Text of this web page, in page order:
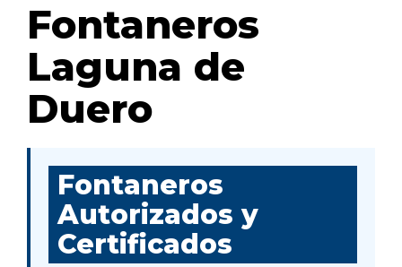
Fontaneros
Laguna de
Duero
Fontaneros
Autorizados y
Certificados